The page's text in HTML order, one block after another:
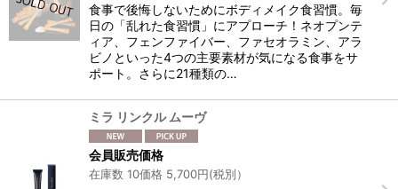
食事で後悔しないためにボディメイク食習慣。毎
日の「乱れた食習慣」にアプローチ！ネオプンテ
ィア、フェンファイバー、ファセオラミン、アラ
ビノといった4つの主要素材が気になる食事をサ
ポート。さらに21種類の…
ミラ リンクル ムーヴ
会員販売価格
在庫数 10価格 5,700円(税別）